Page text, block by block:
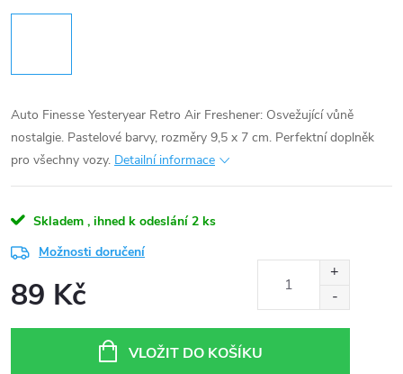
Auto Finesse Yesteryear Retro Air Freshener: Osvežující vůně
nostalgie. Pastelové barvy, rozměry 9,5 x 7 cm. Perfektní doplněk
pro všechny vozy. Detailní informace
Skladem , ihned k odeslání 2 ks
Možnosti doručení
89 Kč
VLOŽIT DO KOŠÍKU